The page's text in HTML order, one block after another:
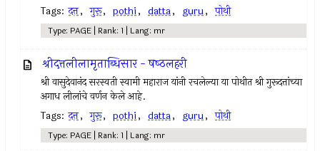
Tags: दत्त, गुरू, pothi, datta, guru, पोथी
Type: PAGE | Rank: 1 | Lang: mr
श्रीदत्तलीलामृताब्धिसार - षष्‍ठलहरी
श्री वासुदेवानंद सरस्वती स्वामी महाराज यांनी रचलेल्या या पोथीत श्री गुरूदत्तांच्या
अगाध लीलांचे वर्णन केले आहे.
Tags: दत्त, गुरू, pothi, datta, guru, पोथी
Type: PAGE | Rank: 1 | Lang: mr